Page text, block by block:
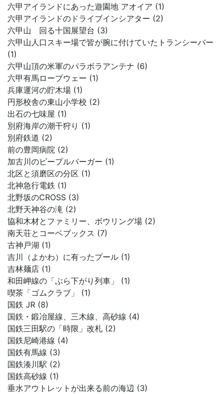
六甲アイランドにあった遊園地 アオイア (1)
六甲アイランドのドライブインシアター (2)
六甲山 回る十国展望台 (3)
六甲山人口スキー場で皆が腕に付けていたトランシーバー
(1)
六甲山頂の米軍のパラボラアンテナ (6)
六甲有馬ロープウェー (1)
兵庫運河の貯木場 (1)
円形校舎の東山小学校 (2)
出石の七味屋 (1)
別府海岸の潮干狩り (1)
別府鉄道 (2)
前の豊岡病院 (2)
加古川のピープルバーガー (1)
北区と須磨区の分区 (1)
北神急行電鉄 (1)
北野坂のCROSS (3)
北野天神谷の滝 (2)
協和木材とファミリー、ボウリング場 (2)
南天荘とコーベブックス (7)
古神戸湖 (1)
吉川（よかわ）に有ったプール (1)
吉林麺店 (1)
和田岬線の「ぶら下がり列車」 (1)
喫茶「ゴムクラブ」 (1)
国鉄 JR (8)
国鉄・鍛冶屋線、三木線、高砂線 (4)
国鉄三田駅の「時限」改札 (2)
国鉄尼崎港線 (4)
国鉄有馬線 (3)
国鉄湊川駅 (2)
国鉄高砂線 (1)
垂水アウトレットが出来る前の海辺 (3)